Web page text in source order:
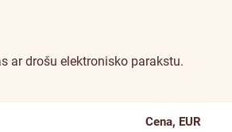
ar drošu elektronisko parakstu.
Cena, EUR